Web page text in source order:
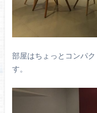
部屋はちょっとコンパ
す。